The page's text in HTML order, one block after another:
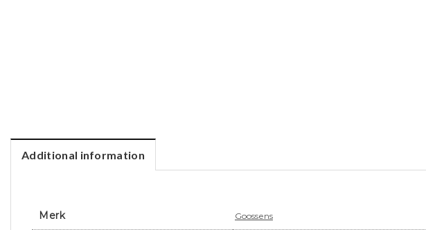
Additional information
Merk Goossens